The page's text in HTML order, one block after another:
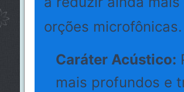
orções microfônicas.
Caráter Acústico:
mais profundos e